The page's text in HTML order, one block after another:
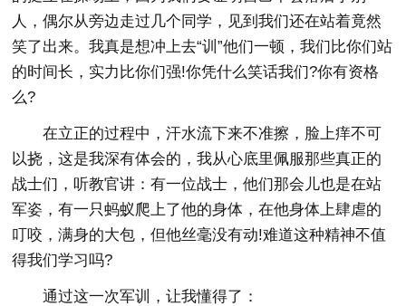
人，偶尔从旁边走过几个同学，见到我们还在站着竟然
笑了出来。我真是想冲上去“训”他们一顿，我们比你们站
的时间长，实力比你们强!你凭什么笑话我们?你有资格
么?
在立正的过程中，汗水流下来不准擦，脸上痒不可
以挠，这是我深有体会的，我从心底里佩服那些真正的
战士们，听教官讲：有一位战士，他们那会儿也是在站
军姿，有一只蚂蚁爬上了他的身体，在他身体上肆虐的
叮咬，满身的大包，但他丝毫没有动!难道这种精神不值
得我们学习吗?
通过这一次军训，让我懂得了：